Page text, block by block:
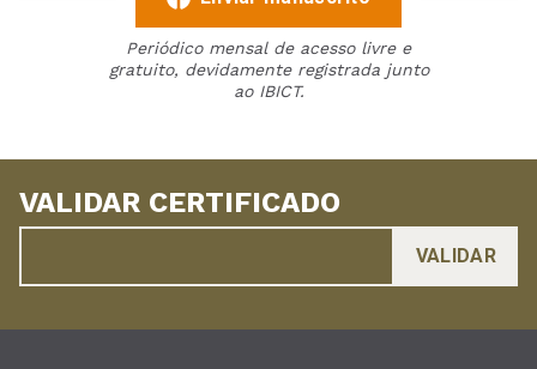
Periódico mensal de acesso livre e
gratuito, devidamente registrada junto
ao IBICT.
VALIDAR CERTIFICADO